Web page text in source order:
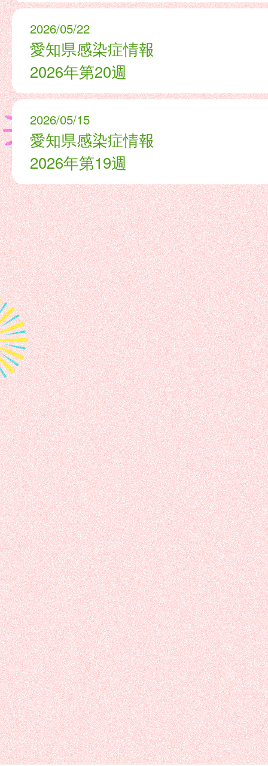
2026/05/22
愛知県感染症情報
2026年第20週
2026/05/15
愛知県感染症情報
2026年第19週